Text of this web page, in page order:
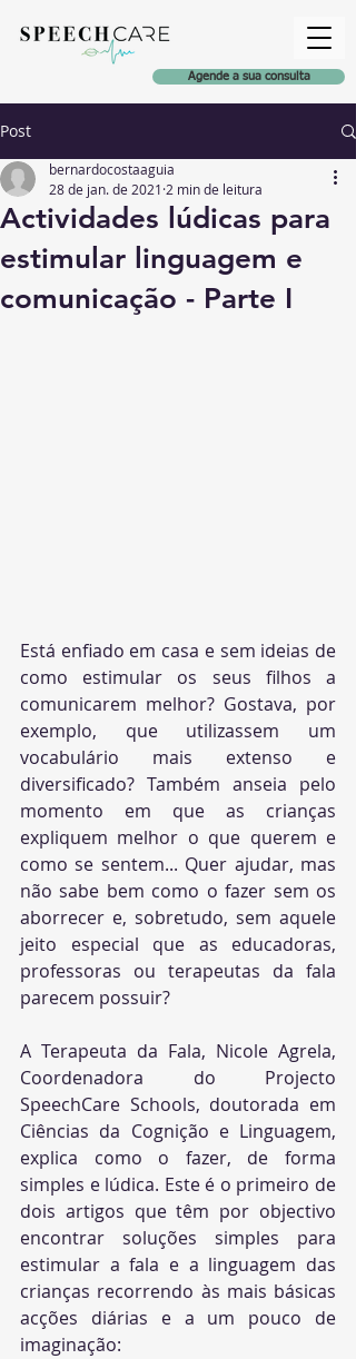
Agende a sua consulta
Post
Actividades lúdicas para
estimular linguagem e
comunicação - Parte I
bernardocostaaguia
28 de jan. de 2021 2 min de leitura
Está enfiado em casa e sem ideias de
como estimular os seus filhos a
comunicarem melhor? Gostava, por
vocabulário mais extenso e
diversificado? Também anseia pelo
momento em que as crianças
expliquem melhor o que querem e
como se sentem... Quer ajudar, mas
não sabe bem como o fazer sem os
aborrecer e, sobretudo, sem aquele
jeito especial que as educadoras,
professoras ou terapeutas da fala
parecem possuir?
A Terapeuta da Fala, Nicole Agrela,
Coordenadora do Projecto
SpeechCare Schools, doutorada em
Ciências da Cognição e Linguagem,
explica como o fazer, de forma
simples e lúdica. Este é o primeiro de
encontrar soluções simples para
estimular a fala e a linguagem das
crianças recorrendo às mais básicas
acções diárias e a um pouco de
imaginação: